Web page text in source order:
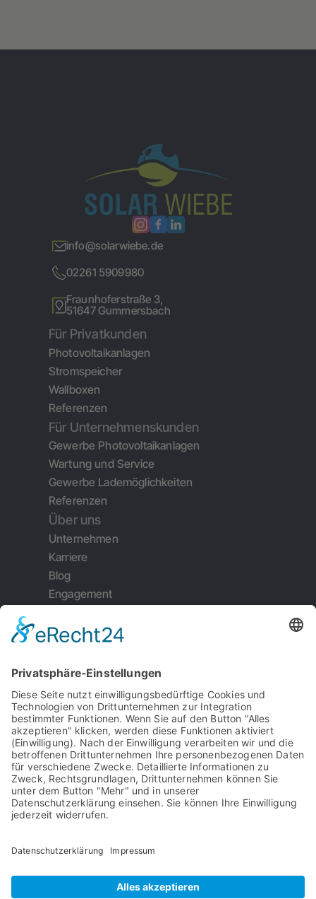
info@solarwiebe.de
02261 5909980
Fraunhoferstraße 3,
51647 Gummersbach
Für Privatkunden
Photovoltaikanlagen
Stromspeicher
Wallboxen
Referenzen
Für Unternehmenskunden
Gewerbe Photovoltaikanlagen
Wartung und Service
Gewerbe Lademöglichkeiten
Referenzen
Über uns
Unternehmen
Karriere
Blog
Engagement
Kontakt
Datenschutz
Serviceauftrag
AGB's